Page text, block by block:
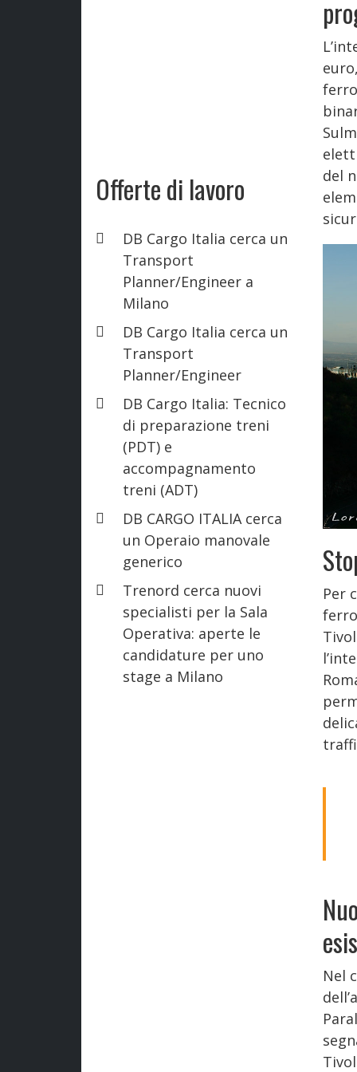
Offerte di lavoro
DB Cargo Italia cerca un
Transport
Planner/Engineer a
Milano
DB Cargo Italia cerca un
Transport
Planner/Engineer
DB Cargo Italia: Tecnico
di preparazione treni
(PDT) e
accompagnamento
treni (ADT)
DB CARGO ITALIA cerca
un Operaio manovale
generico
Trenord cerca nuovi
specialisti per la Sala
Operativa: aperte le
candidature per uno
stage a Milano
del
Per
Nel